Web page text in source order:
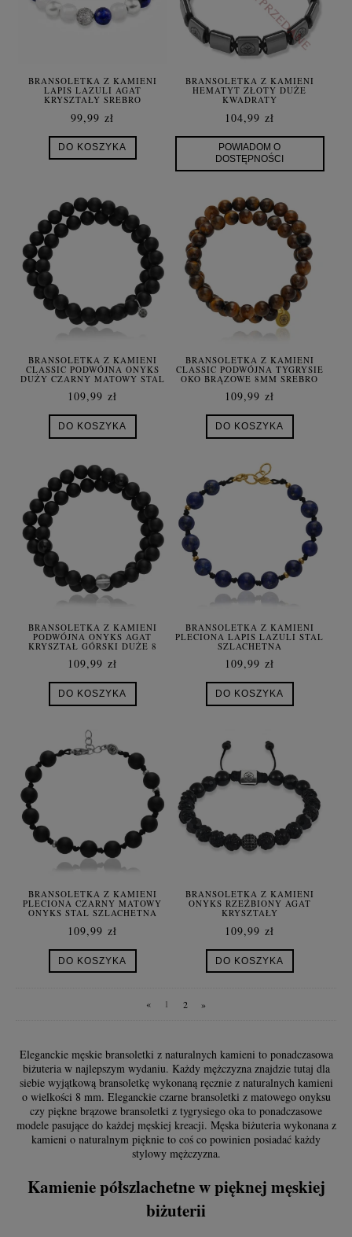
BRANSOLETKA Z KAMIENI
LAPIS LAZULI AGAT
KRYSZTAŁY SREBRO
99,99 zł
DO KOSZYKA
BRANSOLETKA Z KAMIENI
HEMATYT ZŁOTY DUŻE
KWADRATY
104,99 zł
POWIADOM O
DOSTĘPNOŚCI
BRANSOLETKA Z KAMIENI
CLASSIC PODWÓJNA ONYKS
DUŻY CZARNY MATOWY STAL
109,99 zł
DO KOSZYKA
BRANSOLETKA Z KAMIENI
CLASSIC PODWÓJNA TYGRYSIE
OKO BRĄZOWE 8MM SREBRO
POZŁACANE
109,99 zł
DO KOSZYKA
BRANSOLETKA Z KAMIENI
PODWÓJNA ONYKS AGAT
KRYSZTAŁ GÓRSKI DUŻE 8
109,99 zł
DO KOSZYKA
BRANSOLETKA Z KAMIENI
PLECIONA LAPIS LAZULI STAL
SZLACHETNA
109,99 zł
DO KOSZYKA
BRANSOLETKA Z KAMIENI
PLECIONA CZARNY MATOWY
ONYKS STAL SZLACHETNA
109,99 zł
DO KOSZYKA
BRANSOLETKA Z KAMIENI
ONYKS RZEŹBIONY AGAT
KRYSZTAŁY
109,99 zł
DO KOSZYKA
« 1 2 »
Eleganckie męskie bransoletki z naturalnych kamieni to ponadczasowa
biżuteria w najlepszym wydaniu. Każdy mężczyzna znajdzie tutaj dla
siebie wyjątkową bransoletkę wykonaną ręcznie z naturalnych kamieni
o wielkości 8 mm. Eleganckie czarne bransoletki z matowego onyksu
czy piękne brązowe bransoletki z tygrysiego oka to ponadczasowe
modele pasujące do każdej męskiej kreacji. Męska biżuteria wykonana z
kamieni o naturalnym pięknie to coś co powinien posiadać każdy
stylowy mężczyzna.
Kamienie półszlachetne w pięknej męskiej
biżuterii